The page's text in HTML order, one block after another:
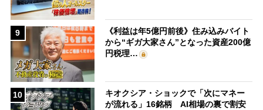
9
《利益は年5億円前後》住み込みバイト
から“ギガ大家さん”となった資産200億
円税理…
10
キオクシア・ショックで「次にマネー
が流れる」16銘柄 AI相場の裏で割安